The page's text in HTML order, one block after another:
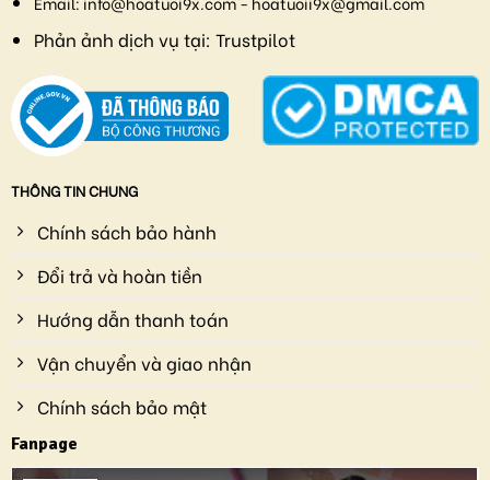
Phản ảnh dịch vụ tại: Trustpilot
THÔNG TIN CHUNG
Chính sách bảo hành
Đổi trả và hoàn tiền
Hướng dẫn thanh toán
Vận chuyển và giao nhận
Chính sách bảo mật
Fanpage